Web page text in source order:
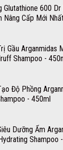
Glutathione 600
Nâng Cấp Mới
Gầu Arganmidas
Shampoo -
Độ Phồng
- 450ml
Dưỡng Ẩm
Shampoo